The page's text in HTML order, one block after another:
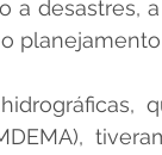
desastres,